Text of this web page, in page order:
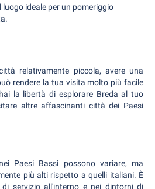
luogo ideale per un pomeriggio
relativamente piccola, avere una
rendere la tua visita molto più facile
la libertà di esplorare Breda al tuo
altre affascinanti città dei Paesi
Paesi Bassi possono variare, ma
più alti rispetto a quelli italiani. È
servizio all'interno e nei dintorni di